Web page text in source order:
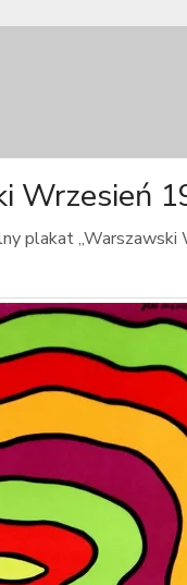
Wrzesień
plakat „Warszawski